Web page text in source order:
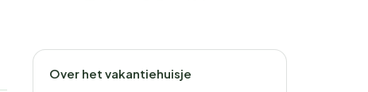
Over het vakantiehuisje